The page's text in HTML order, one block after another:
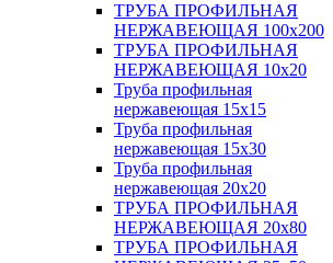
ТРУБА ПРОФИЛЬНАЯ
НЕРЖАВЕЮЩАЯ 100х200
ТРУБА ПРОФИЛЬНАЯ
НЕРЖАВЕЮЩАЯ 10х20
Труба профильная
нержавеющая 15х15
Труба профильная
нержавеющая 15х30
Труба профильная
нержавеющая 20х20
ТРУБА ПРОФИЛЬНАЯ
НЕРЖАВЕЮЩАЯ 20х80
ТРУБА ПРОФИЛЬНАЯ